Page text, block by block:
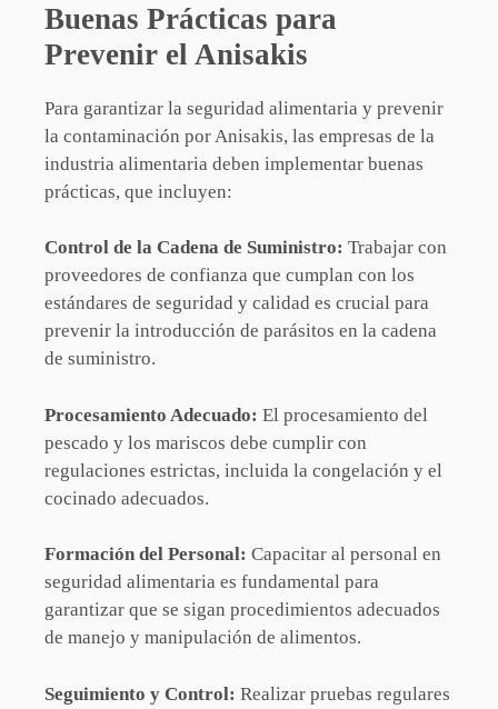
Buenas Prácticas para
Prevenir el Anisakis
Para garantizar la seguridad alimentaria y prevenir
la contaminación por Anisakis, las empresas de la
industria alimentaria deben implementar buenas
prácticas, que incluyen:
Control de la Cadena de Suministro: Trabajar con
proveedores de confianza que cumplan con los
estándares de seguridad y calidad es crucial para
prevenir la introducción de parásitos en la cadena
de suministro.
Procesamiento Adecuado: El procesamiento del
pescado y los mariscos debe cumplir con
regulaciones estrictas, incluida la congelación y el
cocinado adecuados.
Formación del Personal: Capacitar al personal en
seguridad alimentaria es fundamental para
garantizar que se sigan procedimientos adecuados
de manejo y manipulación de alimentos.
Seguimiento y Control: Realizar pruebas regulares